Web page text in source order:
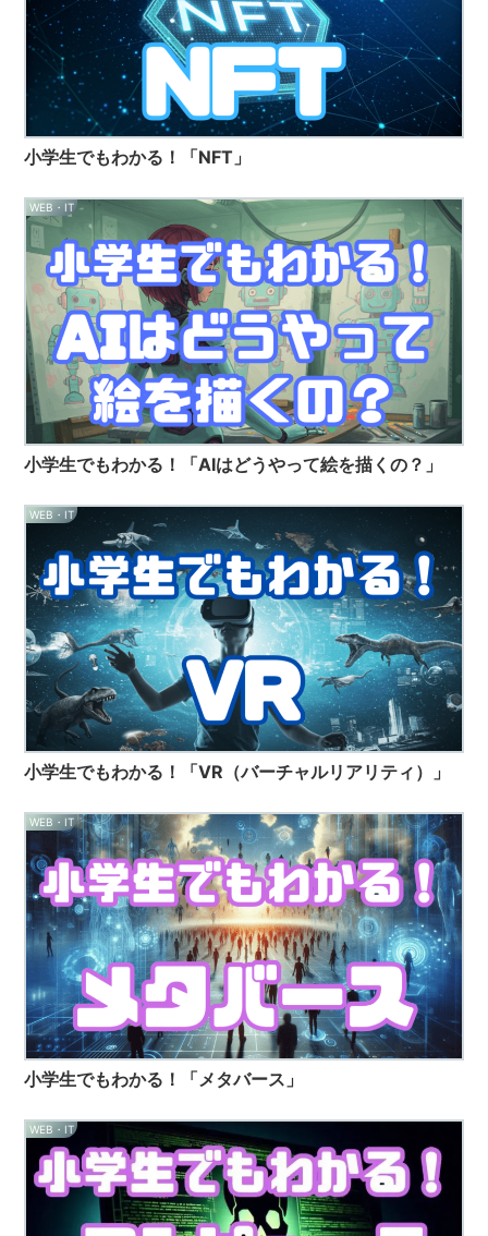
小学生でもわかる！「NFT」
WEB・IT
小学生でもわかる！「AIはどうやって絵を描くの？」
WEB・IT
小学生でもわかる！「VR（バーチャルリアリティ）」
WEB・IT
小学生でもわかる！「メタバース」
WEB・IT